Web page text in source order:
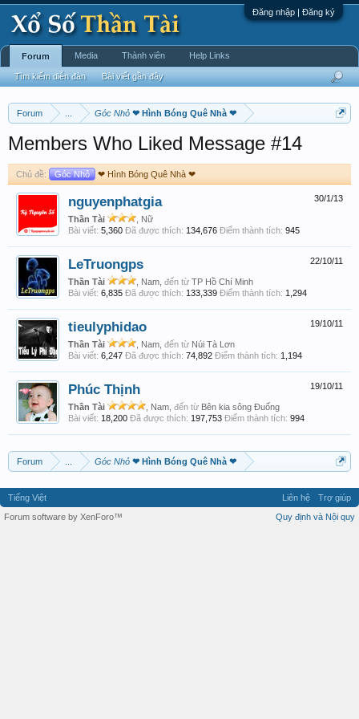
Đăng nhập | Đăng ký
Forum Góc Nhỏ ❤ Hình Bóng Quê Nhà ❤
Members Who Liked Message #14
Chủ đề: Góc Nhỏ ❤ Hình Bóng Quê Nhà ❤
30/1/13
nguyenphatgia
Thần Tài
, Nữ
Bài viết: 5,360 Đã được thích: 134,676 Điểm thành tích: 945
22/10/11
LeTruongps
Thần Tài , Nam, đến từ TP Hồ Chí Minh
Bài viết: 6,835 Đã được thích: 133,339 Điểm thành tích: 1,294
19/10/11
tieulyphidao
Thần Tài , Nam, đến từ Núi Tà Lơn
Bài viết: 6,247 Đã được thích: 74,892 Điểm thành tích: 1,194
19/10/11
Phúc Thịnh
Thần Tài , Nam, đến từ Bên kia sông Đuống
Bài viết: 18,200 Đã được thích: 197,753 Điểm thành tích: 994
Forum Góc Nhỏ ❤ Hình Bóng Quê Nhà ❤
Forum
Tìm kiếm diễn đàn Bài viết gần đây
Media Thành viên Help Links
Tiếng Việt Liên hệ
Trợ giúp
Quy định và Nội quy
Forum software by XenForo™